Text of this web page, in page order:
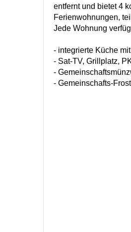
entfernt und bietet 4
Ferienwohnungen,
Jede Wohnung
- integrierte Küche
- Sat-TV, Grillplatz,
-
- Gemeinschafts-